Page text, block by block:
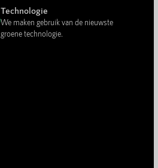
Technologie
We maken gebruik van de nieuwste
groene technologie.